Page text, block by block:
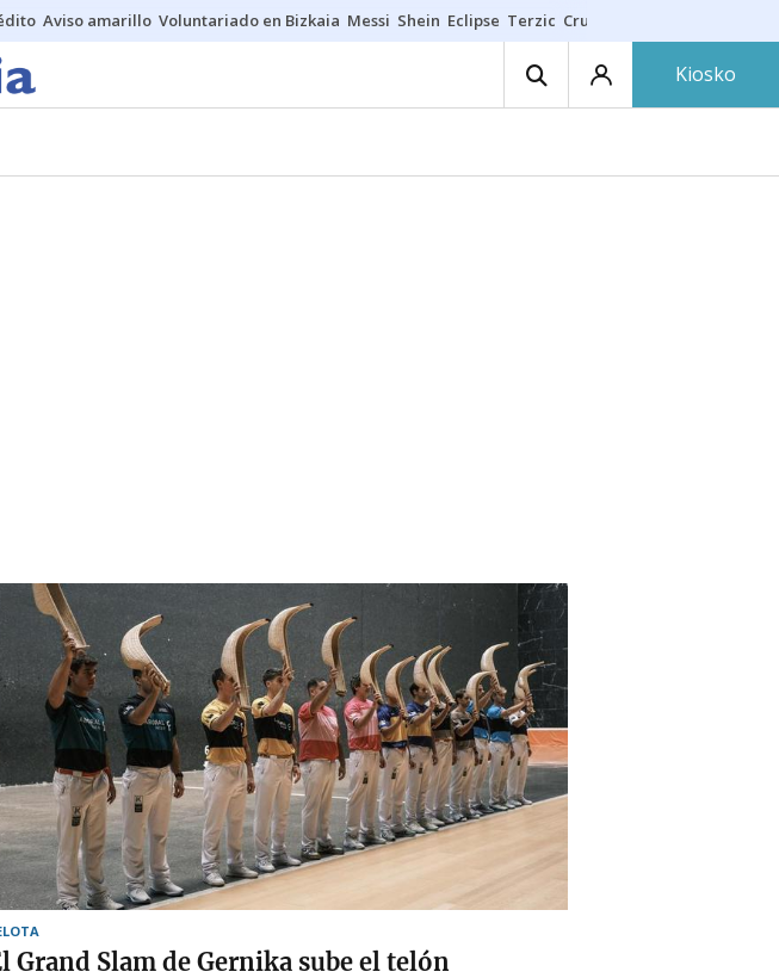
Aviso amarillo Voluntariado en Bizkaia Messi Shein Eclipse Terzic Cruz Gorbeia
Kiosko
Grand Slam de Gernika sube el telón